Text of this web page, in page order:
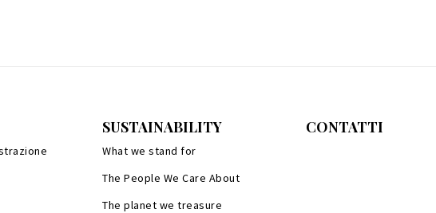
SUSTAINABILITY
What we stand for
The People We Care About
The planet we treasure
CONTATTI